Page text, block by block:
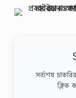
সর্বশেষ
ক্লিক